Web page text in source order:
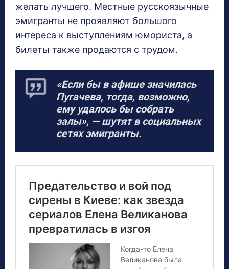
желать лучшего. Местные русскоязычные
эмигранты не проявляют большого
интереса к выступлениям юмориста, а
билеты также продаются с трудом.
«Если бы в афише значилась
Пугачева, тогда, возможно,
ему удалось бы собрать
залы», — шутят в социальных
сетях эмигранты.